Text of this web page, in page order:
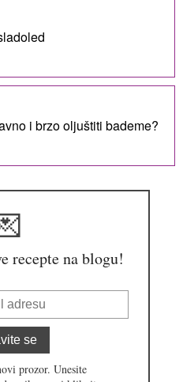
i brzo oljuštiti bademe?
recepte na blogu!
se
prozor. Unesite